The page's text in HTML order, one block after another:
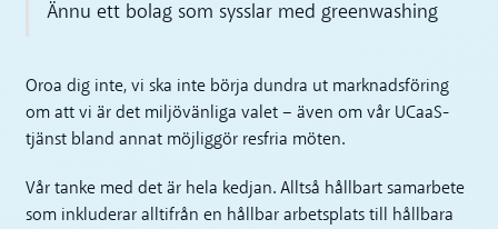
Ännu ett bolag som sysslar med greenwashing
Oroa dig inte, vi ska inte börja dundra ut marknadsföring
om att vi är det miljövänliga valet – även om vår UCaaS-
tjänst bland annat möjliggör resfria möten.
Vår tanke med det är hela kedjan. Alltså hållbart samarbete
som inkluderar alltifrån en hållbar arbetsplats till hållbara